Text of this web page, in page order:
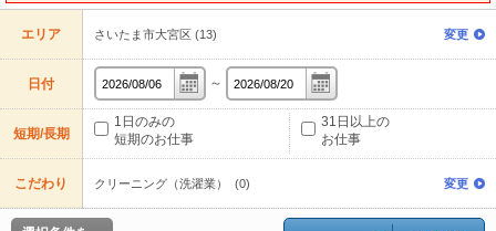
エリア さいたま市大宮区 (13) 変更
日付 ～
短期/長期
1日のみの
短期のお仕事
31日以上の
お仕事
こだわり クリーニング（洗濯業） (0) 変更